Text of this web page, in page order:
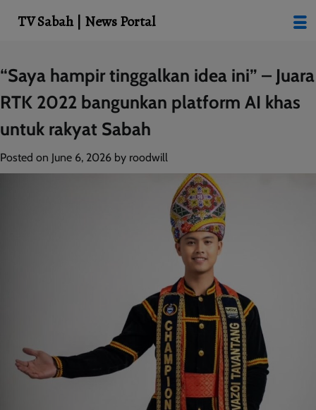
Skip
content
“Saya hampir tinggalkan idea ini” – Juara
RTK 2022 bangunkan platform AI khas
untuk rakyat Sabah
Posted on June 6, 2026 by roodwill
TV Sabah | News Portal